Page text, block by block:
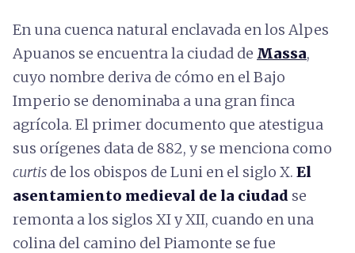
En una cuenca natural enclavada en los Alpes
Apuanos se encuentra la ciudad de Massa,
cuyo nombre deriva de cómo en el Bajo
Imperio se denominaba a una gran finca
agrícola. El primer documento que atestigua
sus orígenes data de 882, y se menciona como
curtis de los obispos de Luni en el siglo X. El
asentamiento medieval de la ciudad se
remonta a los siglos XI y XII, cuando en una
colina del camino del Piamonte se fue